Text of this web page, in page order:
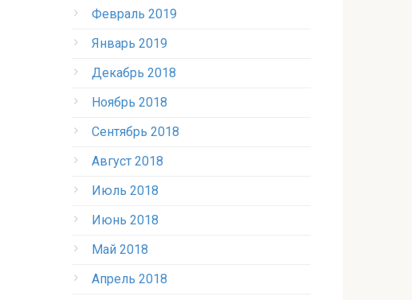
Февраль 2019
Январь 2019
Декабрь 2018
Ноябрь 2018
Сентябрь 2018
Август 2018
Июль 2018
Июнь 2018
Май 2018
Апрель 2018